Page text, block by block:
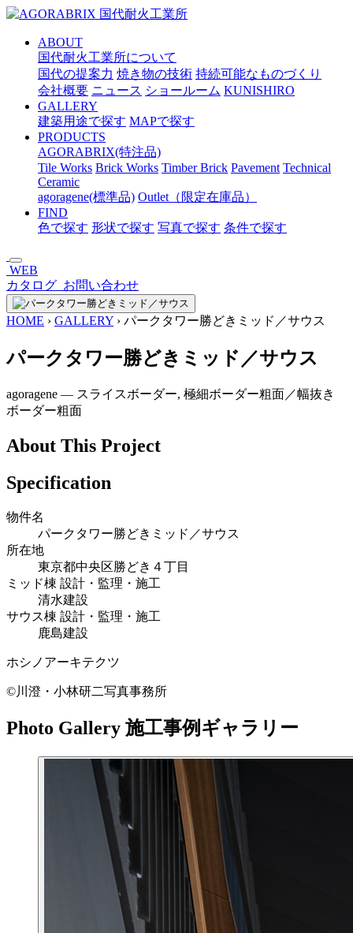
メ
ABOUT
国代耐火工業所について
国代の提案力 焼き物の技術 持続可能なものづくり
会社概要 ニュース ショールーム KUNISHIRO
GALLERY
建築用途で探す MAPで探す
PRODUCTS
AGORABRIX(特注品)
Tile Works Brick Works Timber Brick Pavement Technical
Ceramic
agoragene(標準品) Outlet（限定在庫品）
FIND
色で探す 形状で探す 写真で探す 条件で探す
WEB
カタログ お問い合わせ
HOME › GALLERY › パークタワー勝どきミッド／サウス
パークタワー勝どきミッド／サウス
agoragene ― スライスボーダー, 極細ボーダー粗面／幅抜き
ボーダー粗面
About This Project
Specification
物件名
パークタワー勝どきミッド／サウス
所在地
東京都中央区勝どき４丁目
ミッド棟 設計・監理・施工
清水建設
サウス棟 設計・監理・施工
鹿島建設
ホシノアーキテクツ
©川澄・小林研二写真事務所
Photo Gallery 施工事例ギャラリー